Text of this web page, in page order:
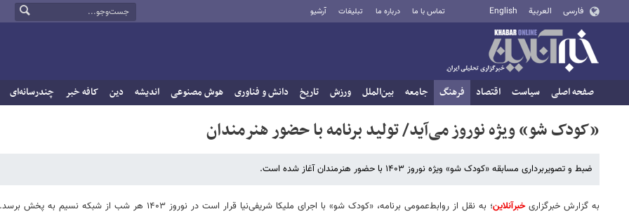
فارسی العربية English تماس با ما درباره ما تبلیغات آرشیو
صفحه اصلی سیاست اقتصاد فرهنگ جامعه بین‌الملل ورزش تاریخ دانش و فناوری هوش مصنوعی اندیشه دین کافه خبر چندرسانه‌ای
«کودک شو» ویژه نوروز می‌آید/ تولید برنامه با حضور هنرمندان
ضبط و تصویربرداری مسابقه «کودک شو» ویژه نوروز ۱۴۰۳ با حضور هنرمندان آغاز شده است.
به گزارش خبرگزاریخبرآنلاین؛ به نقل از روابط‌عمومی برنامه، «کودک شو» با اجرای ملیکا شریفی‌نیا قرار است در نوروز ۱۴۰۳ هر شب از شبکه نسیم به پخش برسد.